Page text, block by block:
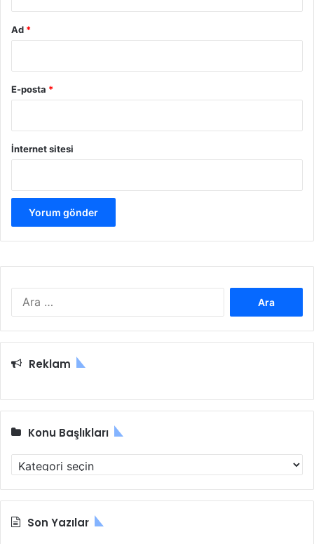
Ad *
E-posta *
İnternet sitesi
Reklam
Konu Başlıkları
Konu
Başlıkları
Son Yazılar